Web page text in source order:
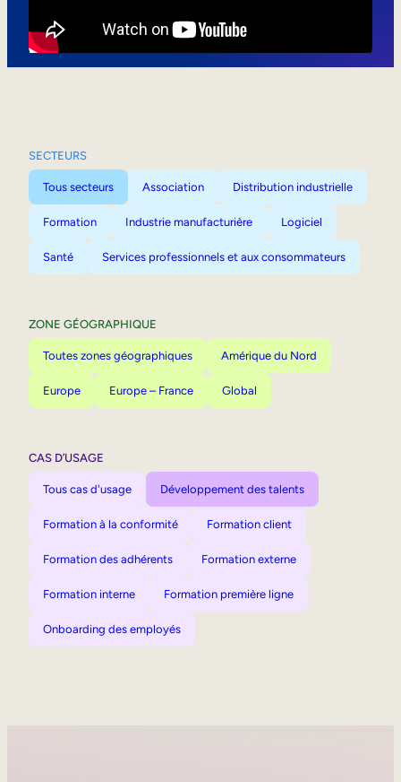
SECTEURS
Tous secteurs Association Distribution industrielle
Formation Industrie manufacturière Logiciel
Santé Services professionnels et aux consommateurs
ZONE GÉOGRAPHIQUE
Toutes zones géographiques Amérique du Nord
Europe Europe – France Global
CAS D’USAGE
Tous cas d'usage Développement des talents
Formation à la conformité Formation client
Formation des adhérents Formation externe
Formation interne Formation première ligne
Onboarding des employés